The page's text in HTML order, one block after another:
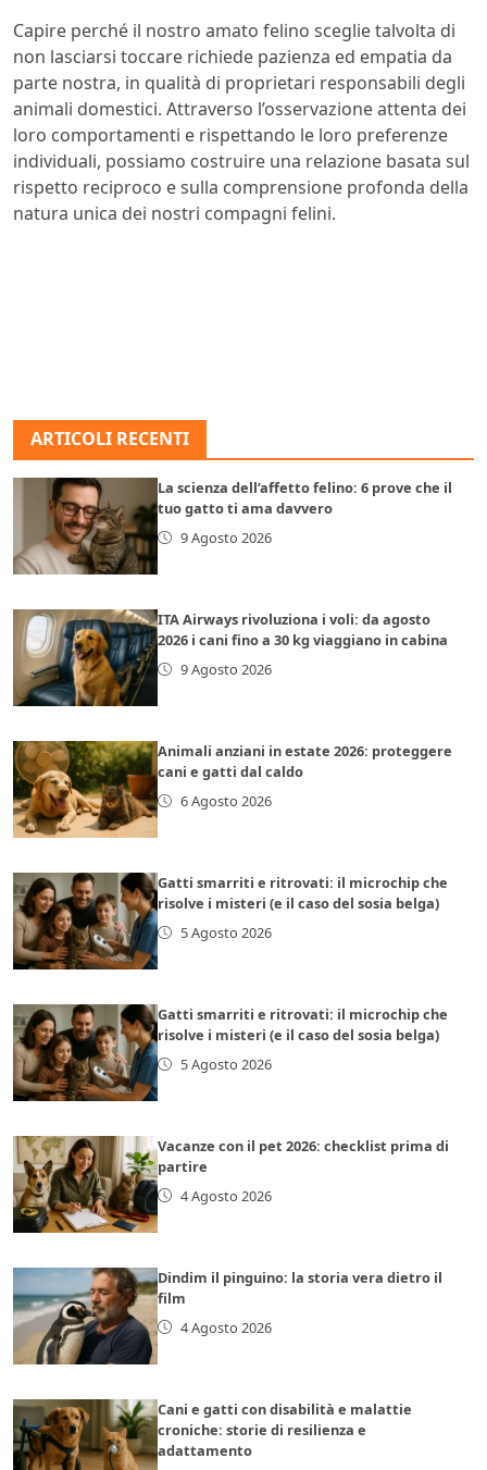
Capire perché il nostro amato felino sceglie talvolta di
non lasciarsi toccare richiede pazienza ed empatia da
parte nostra, in qualità di proprietari responsabili degli
animali domestici. Attraverso l’osservazione attenta dei
loro comportamenti e rispettando le loro preferenze
individuali, possiamo costruire una relazione basata sul
rispetto reciproco e sulla comprensione profonda della
natura unica dei nostri compagni felini.
ARTICOLI RECENTI
La scienza dell’affetto felino: 6 prove che il
tuo gatto ti ama davvero
9 Agosto 2026
ITA Airways rivoluziona i voli: da agosto
2026 i cani fino a 30 kg viaggiano in cabina
9 Agosto 2026
Animali anziani in estate 2026: proteggere
cani e gatti dal caldo
6 Agosto 2026
Gatti smarriti e ritrovati: il microchip che
risolve i misteri (e il caso del sosia belga)
5 Agosto 2026
Gatti smarriti e ritrovati: il microchip che
risolve i misteri (e il caso del sosia belga)
5 Agosto 2026
Vacanze con il pet 2026: checklist prima di
partire
4 Agosto 2026
Dindim il pinguino: la storia vera dietro il
film
4 Agosto 2026
Cani e gatti con disabilità e malattie
croniche: storie di resilienza e
adattamento